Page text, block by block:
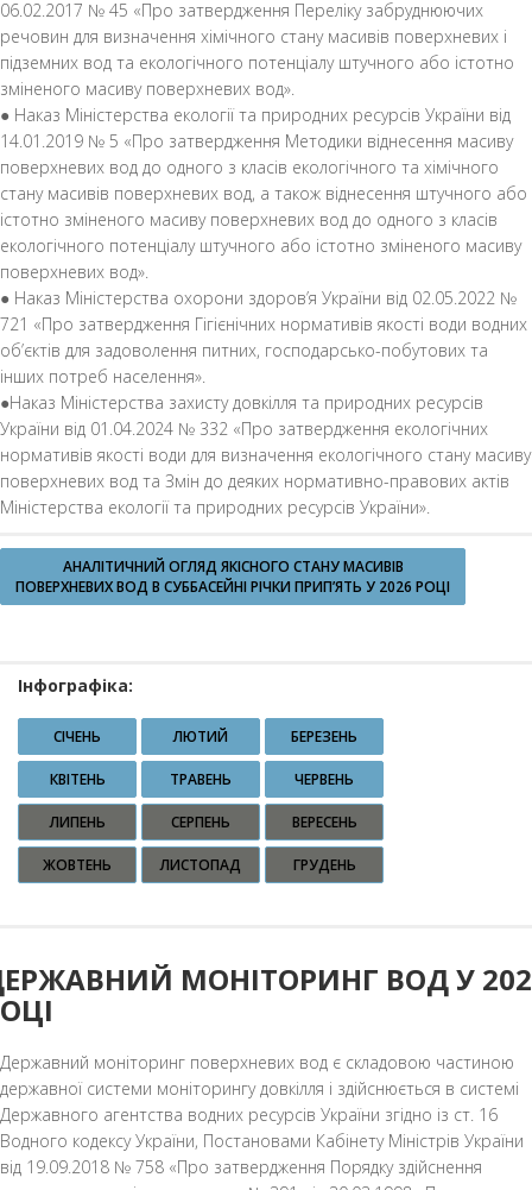
06.02.2017 № 45 «Про затвердження Переліку забруднюючих
речовин для визначення хімічного стану масивів поверхневих і
підземних вод та екологічного потенціалу штучного або істотно
зміненого масиву поверхневих вод».
● Наказ Міністерства екології та природних ресурсів України від
14.01.2019 № 5 «Про затвердження Методики віднесення масиву
поверхневих вод до одного з класів екологічного та хімічного
стану масивів поверхневих вод, а також віднесення штучного або
істотно зміненого масиву поверхневих вод до одного з класів
екологічного потенціалу штучного або істотно зміненого масиву
поверхневих вод».
● Наказ Міністерства охорони здоров’я України від 02.05.2022 №
721 «Про затвердження Гігієнічних нормативів якості води водних
об’єктів для задоволення питних, господарсько-побутових та
інших потреб населення».
●Наказ Міністерства захисту довкілля та природних ресурсів
України від 01.04.2024 № 332 «Про затвердження екологічних
нормативів якості води для визначення екологічного стану масиву
поверхневих вод та Змін до деяких нормативно-правових актів
Міністерства екології та природних ресурсів України».
АНАЛІТИЧНИЙ ОГЛЯД ЯКІСНОГО СТАНУ МАСИВІВ
ПОВЕРХНЕВИХ ВОД В СУББАСЕЙНІ РІЧКИ ПРИП’ЯТЬ У 2026 РОЦІ
Інфографіка:
СІЧЕНЬ ЛЮТИЙ БЕРЕЗЕНЬ
КВІТЕНЬ ТРАВЕНЬ ЧЕРВЕНЬ
ЛИПЕНЬ СЕРПЕНЬ ВЕРЕСЕНЬ
ЖОВТЕНЬ ЛИСТОПАД ГРУДЕНЬ
МОНІТОРИНГ ВОД У
Державний моніторинг поверхневих вод є складовою частиною
державної системи моніторингу довкілля і здійснюється в системі
Державного агентства водних ресурсів України згідно із ст. 16
Водного кодексу України, Постановами Кабінету Міністрів України
від 19.09.2018 № 758 «Про затвердження Порядку здійснення